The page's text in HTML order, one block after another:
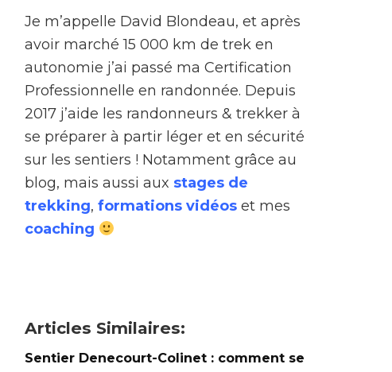
Je m’appelle David Blondeau, et après
avoir marché 15 000 km de trek en
autonomie j’ai passé ma Certification
Professionnelle en randonnée. Depuis
2017 j’aide les randonneurs & trekker à
se préparer à partir léger et en sécurité
sur les sentiers ! Notamment grâce au
blog, mais aussi aux stages de
trekking, formations vidéos et mes
coaching
Articles Similaires:
Sentier Denecourt-Colinet : comment se